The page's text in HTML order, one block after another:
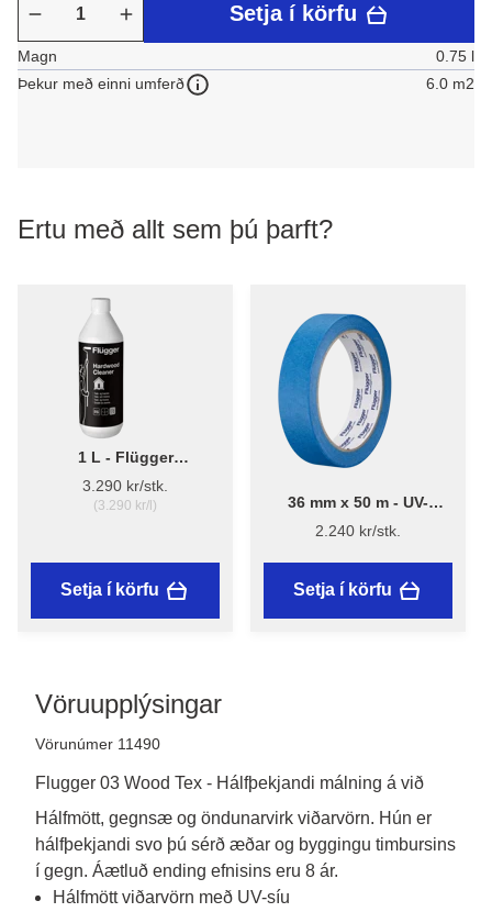
Setja í körfu
Magn
0.75 l
Þekur með einni umferð
6.0 m2
Ertu með allt sem þú þarft?
1 L - Flügger
Harðviðahreinsir - Tekk-
og tréhreinsir
3.290 kr/stk.
(3.290 kr/l)
Setja í körfu
36 mm x 50 m - UV-
málningarlímband -
Flügger
2.240 kr/stk.
Setja í körfu
Vöruupplýsingar
Vörunúmer 11490
Flugger 03 Wood Tex - Hálfþekjandi málning á við
Hálfmött, gegnsæ og öndunarvirk viðarvörn. Hún er
hálfþekjandi svo þú sérð æðar og byggingu timbursins
í gegn. Áætluð ending efnisins eru 8 ár.
Hálfmött viðarvörn með UV-síu